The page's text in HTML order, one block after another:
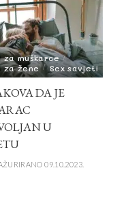
za muškarce
za žene
Sex savjeti
DA JE
U
09.10.2023.